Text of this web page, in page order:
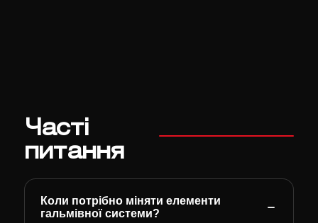
Часті
питання
Коли потрібно міняти елементи
гальмівної системи?